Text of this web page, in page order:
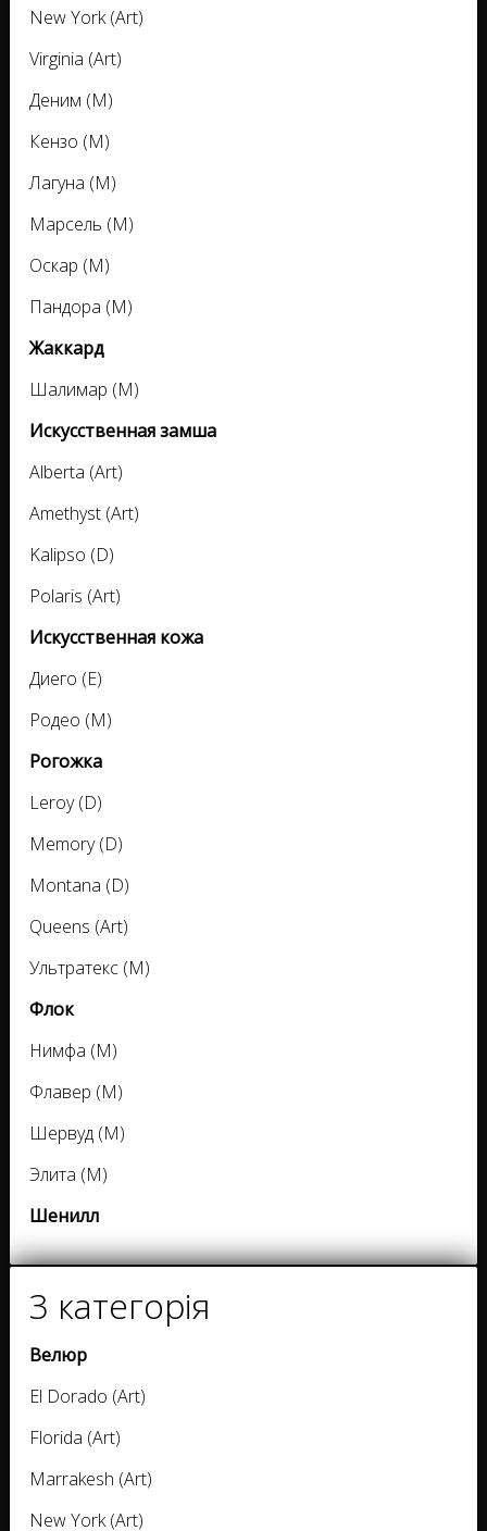
New York (Art)
Virginia (Art)
Деним (M)
Кензо (M)
Лагуна (M)
Марсель (M)
Оскар (M)
Пандора (M)
Жаккард
Шалимар (M)
Искусственная замша
Alberta (Art)
Amethyst (Art)
Kalipso (D)
Polaris (Art)
Искусственная кожа
Диего (E)
Родео (M)
Рогожка
Leroy (D)
Memory (D)
Montana (D)
Queens (Art)
Ультратекс (M)
Флок
Нимфа (M)
Флавер (M)
Шервуд (M)
Элита (M)
Шенилл
3 категорія
Велюр
El Dorado (Art)
Florida (Art)
Marrakesh (Art)
New York (Art)